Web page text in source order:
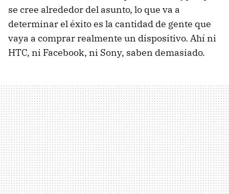
se cree alrededor del asunto, lo que va a
determinar el éxito es la cantidad de gente que
vaya a comprar realmente un dispositivo. Ahí ni
HTC, ni Facebook, ni Sony, saben demasiado.